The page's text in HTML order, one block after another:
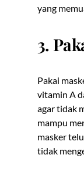
yang
3.
Pakai
vitamin A
agar tidak
mampu
masker
tidak